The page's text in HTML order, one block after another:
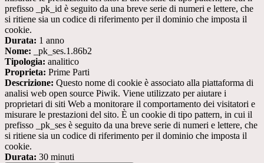
prefisso _pk_id è seguito da una breve serie di numeri e lettere, che
si ritiene sia un codice di riferimento per il dominio che imposta il
cookie.
Durata: 1 anno
Nome: _pk_ses.1.86b2
Tipologia: analitico
Proprieta: Prime Parti
Descrizione: Questo nome di cookie è associato alla piattaforma di
analisi web open source Piwik. Viene utilizzato per aiutare i
proprietari di siti Web a monitorare il comportamento dei visitatori e
misurare le prestazioni del sito. È un cookie di tipo pattern, in cui il
prefisso _pk_ses è seguito da una breve serie di numeri e lettere, che
si ritiene sia un codice di riferimento per il dominio che imposta il
cookie.
Durata: 30 minuti